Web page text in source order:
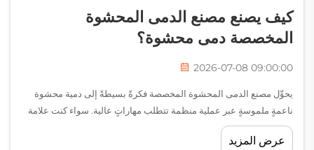
كيف يصنع مصنع الدمى المحشوة
المخصصة دمى محشوة؟
2026-07-08 09:00:00
يحوِّل مصنع الدمى المحشوة المخصصة فكرةً بسيطةً إلى دمية محشوة
ناعمةٍ ملموسةٍ عبر عملية منظمة تتطلب مهاراتٍ عالية. سواء كنت علامة
تجارية تبحث عن شخصية رمزية، أو شركة تُعدّ منتجات ترويجية، أو فرداً
ترغب في امتلاك دمية فريدة من نوعها...
عرض المزيد